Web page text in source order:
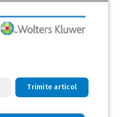
Trimite articol